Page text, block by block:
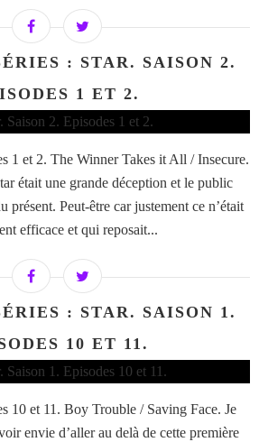
: STAR. SAISON 2.
1 ET 2.
1 et 2. The Winner Takes it All / Insecure.
était une grande déception et le public
présent. Peut-être car justement ce n’était
efficace et qui reposait...
: STAR. SAISON 1.
10 ET 11.
10 et 11. Boy Trouble / Saving Face. Je
envie d’aller au delà de cette première